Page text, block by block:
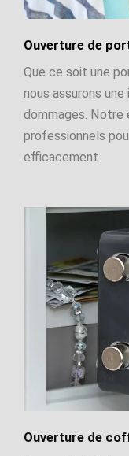
Ouverture de
Que ce soit une
nous assurons
dommages. Notre
professionnels
efficacement
Ouverture de